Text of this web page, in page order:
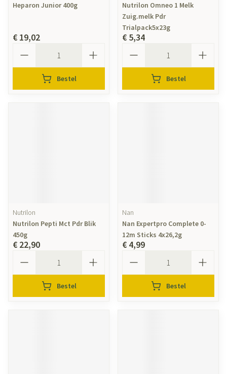
Heparon Junior 400g
€ 19,02
Bestel
Nutrilon Omneo 1 Melk
Zuig.melk Pdr
Trialpack5x23g
€ 5,34
Bestel
Nutrilon
Nutrilon Pepti Mct Pdr Blik
450g
€ 22,90
Bestel
Nan
Nan Expertpro Complete 0-
12m Sticks 4x26,2g
€ 4,99
Bestel